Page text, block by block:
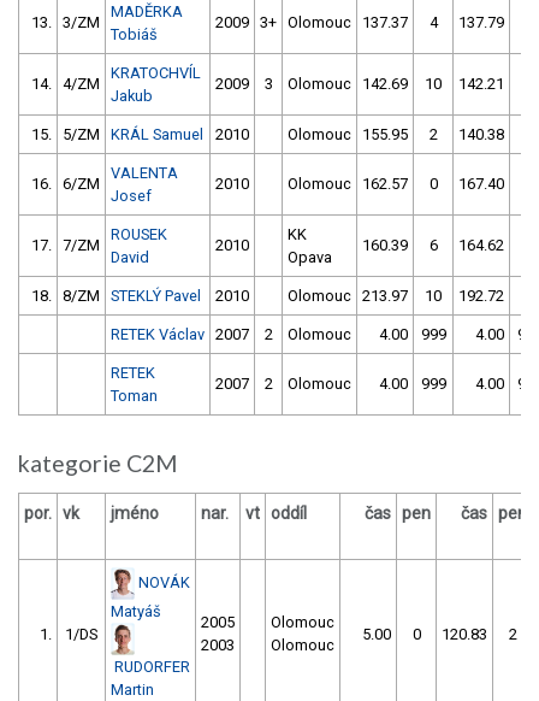
13. 3/ZM
MADĚRKA
Tobiáš
2009 3+ Olomouc 137.37 4 137.79
14. 4/ZM
KRATOCHVÍL
Jakub
2009 3 Olomouc 142.69 10 142.21
15. 5/ZM KRÁL Samuel 2010 Olomouc 155.95 2 140.38
16. 6/ZM
VALENTA
Josef
2010 Olomouc 162.57 0 167.40
17. 7/ZM
ROUSEK
David
2010
KK
Opava
160.39 6 164.62
18. 8/ZM STEKLÝ Pavel 2010 Olomouc 213.97 10 192.72
RETEK Václav 2007 2 Olomouc 4.00 999 4.00
RETEK
Toman
2007 2 Olomouc 4.00 999 4.00
kategorie C2M
por. vk jméno nar. vt oddíl čas pen čas pen
1. 1/DS
NOVÁK
Matyáš
RUDORFER
Martin
2005
2003
Olomouc
Olomouc
5.00 0 120.83 2